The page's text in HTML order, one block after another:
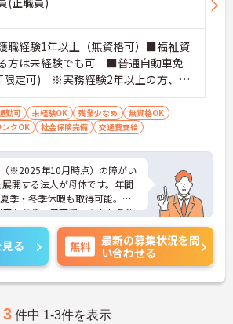
ー設計かつ最新設備を備えて
担が大幅に軽減されています。
もちろん、働くスタッフにと
少なく、高いモチベーションを
きます。
職経験1年以上（無資格可）■福祉資
方は未経験でも可 ■普通自動車免
限定可) ※実務経験2年以上の方、障
福祉に関する経験をお持ちの方大歓
勤可 未経験OK 残業少なめ
無資格OK
ンクOK 社会保険完備 交通費支給
※2025年10月時点）の障がい
開する法人が母体です。年間
季・冬季休暇も取得可能。産
もあり、子育て中の方も多数
フバランスを大切にしながら
ます。研修制度や外部勉強会
キルアップもしっかりサポー
やエリアマネージャーへのキ
ます。20代から60代まで幅広
を活かしたい方、福祉の資格
る 無料
最新の募集状況を問
い合わせる
3 件中 1-3件を表示